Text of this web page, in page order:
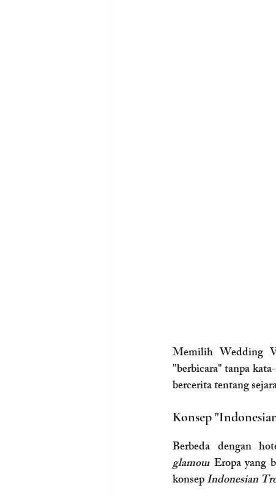
Memilih Wedding
"berbicara" tanpa
bercerita tentang
Konsep
glamour Eropa yang
konsep Indonesian